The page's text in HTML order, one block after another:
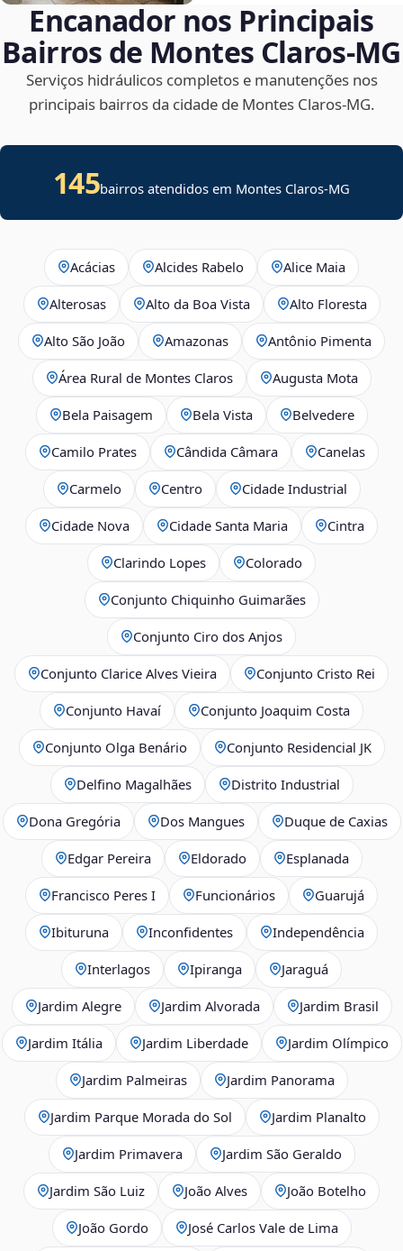
Encanador nos Principais
Bairros de Montes Claros‑MG
Serviços hidráulicos completos e manutenções nos
principais bairros da cidade de Montes Claros‑MG.
145bairros atendidos em Montes Claros-MG
Acácias Alcides Rabelo Alice Maia
Alterosas Alto da Boa Vista Alto Floresta
Alto São João Amazonas Antônio Pimenta
Área Rural de Montes Claros Augusta Mota
Bela Paisagem Bela Vista Belvedere
Camilo Prates Cândida Câmara Canelas
Carmelo Centro Cidade Industrial
Cidade Nova Cidade Santa Maria Cintra
Clarindo Lopes Colorado
Conjunto Chiquinho Guimarães
Conjunto Ciro dos Anjos
Conjunto Clarice Alves Vieira Conjunto Cristo Rei
Conjunto Havaí Conjunto Joaquim Costa
Conjunto Olga Benário Conjunto Residencial JK
Delfino Magalhães Distrito Industrial
Dona Gregória Dos Mangues Duque de Caxias
Edgar Pereira Eldorado Esplanada
Francisco Peres I Funcionários Guarujá
Ibituruna Inconfidentes Independência
Interlagos Ipiranga Jaraguá
Jardim Alegre Jardim Alvorada Jardim Brasil
Jardim Itália Jardim Liberdade Jardim Olímpico
Jardim Palmeiras Jardim Panorama
Jardim Parque Morada do Sol Jardim Planalto
Jardim Primavera Jardim São Geraldo
Jardim São Luiz João Alves João Botelho
João Gordo José Carlos Vale de Lima